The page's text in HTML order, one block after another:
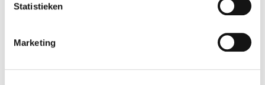
Statistieken
Marketing